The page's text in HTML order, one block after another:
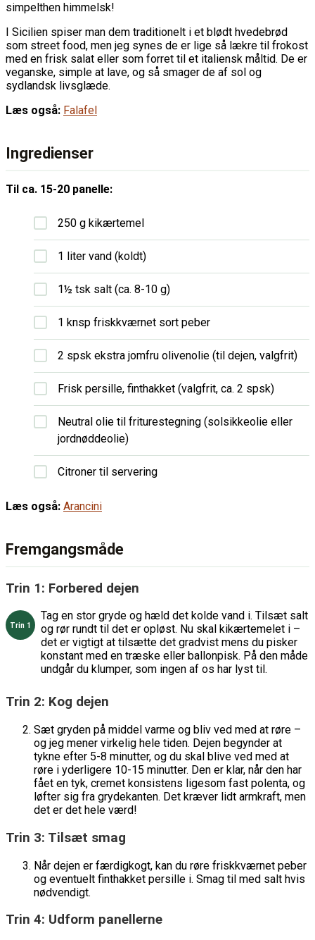
simpelthen himmelsk!
I Sicilien spiser man dem traditionelt i et blødt hvedebrød
som street food, men jeg synes de er lige så lækre til frokost
med en frisk salat eller som forret til et italiensk måltid. De er
veganske, simple at lave, og så smager de af sol og
sydlandsk livsglæde.
Læs også: Falafel
Ingredienser
Til ca. 15-20 panelle:
250 g kikærtemel
1 liter vand (koldt)
1½ tsk salt (ca. 8-10 g)
1 knsp friskkværnet sort peber
2 spsk ekstra jomfru olivenolie (til dejen, valgfrit)
Frisk persille, finthakket (valgfrit, ca. 2 spsk)
Neutral olie til friturestegning (solsikkeolie eller
jordnøddeolie)
Citroner til servering
Læs også: Arancini
Fremgangsmåde
Trin 1: Forbered dejen
Tag en stor gryde og hæld det kolde vand i. Tilsæt salt
og rør rundt til det er opløst. Nu skal kikærtemelet i –
det er vigtigt at tilsætte det gradvist mens du pisker
konstant med en træske eller ballonpisk. På den måde
undgår du klumper, som ingen af os har lyst til.
Trin 2: Kog dejen
Sæt gryden på middel varme og bliv ved med at røre –
og jeg mener virkelig hele tiden. Dejen begynder at
tykne efter 5-8 minutter, og du skal blive ved med at
røre i yderligere 10-15 minutter. Den er klar, når den har
fået en tyk, cremet konsistens ligesom fast polenta, og
løfter sig fra grydekanten. Det kræver lidt armkraft, men
det er det hele værd!
Trin 3: Tilsæt smag
Når dejen er færdigkogt, kan du røre friskkværnet peber
og eventuelt finthakket persille i. Smag til med salt hvis
nødvendigt.
Trin 4: Udform panellerne